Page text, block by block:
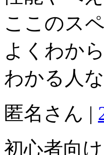
ここのス
よくわか
わかる人
匿名さん |
初心者向